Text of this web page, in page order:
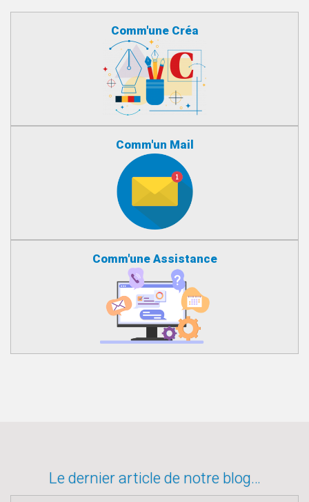
Comm'une Créa
Comm'un Mail
Comm'une Assistance
Le dernier article de notre blog…